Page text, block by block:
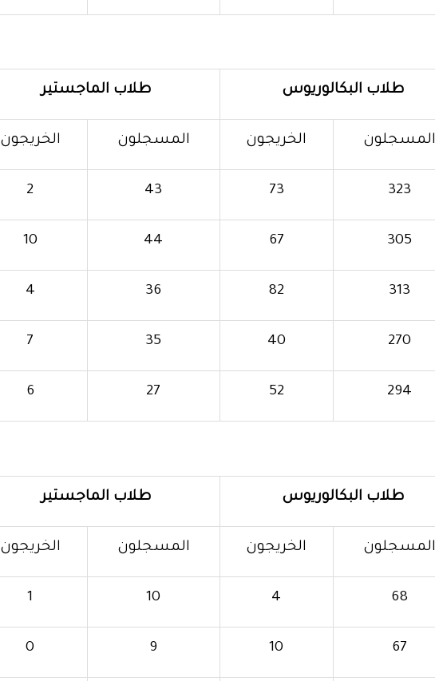
طلاب البكالوريوس طلاب الماجستير
المسجلون الخريجون المسجلون الخريجون
323
73
43
2
305
67
44
10
313
82
36
4
270
40
35
7
294
52
27
6
طلاب البكالوريوس طلاب الماجستير
المسجلون الخريجون المسجلون الخريجون
68
4
10
1
67
10
9
0